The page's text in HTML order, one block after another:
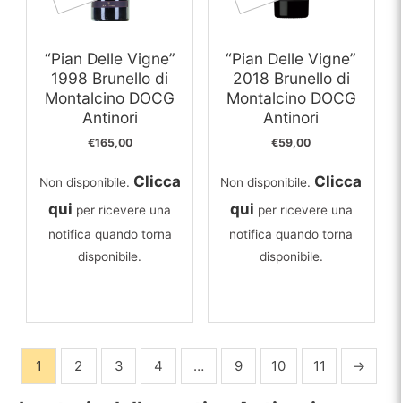
“Pian Delle Vigne”
1998 Brunello di
Montalcino DOCG
Antinori
€165,00
Non disponibile. Clicca
qui per ricevere una
notifica quando torna
disponibile.
“Pian Delle Vigne”
2018 Brunello di
Montalcino DOCG
Antinori
€59,00
Non disponibile. Clicca
qui per ricevere una
notifica quando torna
disponibile.
1 2 3 4 … 9 10 11 →